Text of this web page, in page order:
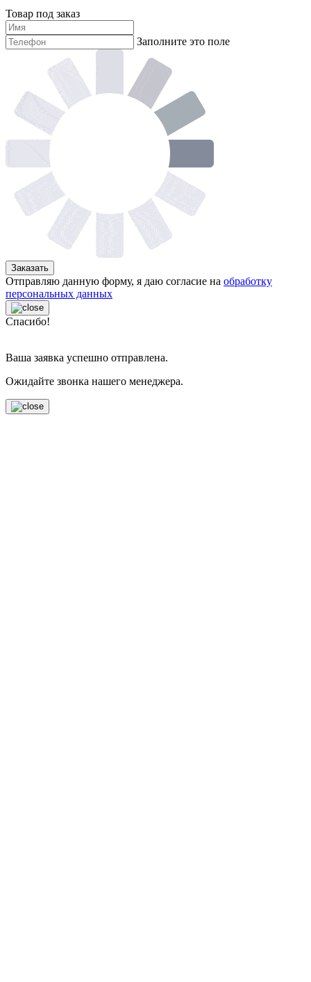
Товар под заказ
Заполните это поле
Заказать
Отправляю данную форму, я даю согласие на обработку
персональных данных
Спасибо!
Ваша заявка успешно отправлена.
Ожидайте звонка нашего менеджера.